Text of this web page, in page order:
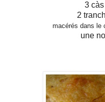
3
2
macérés dans le
une